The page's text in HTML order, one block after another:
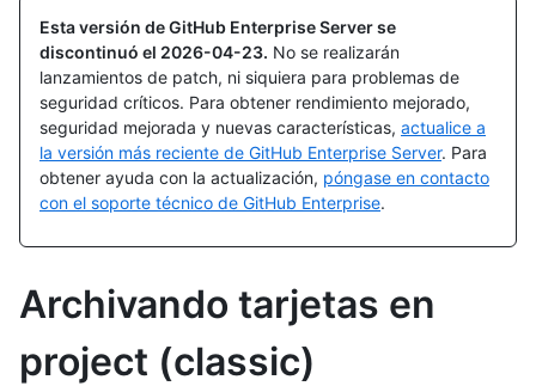
Esta versión de GitHub Enterprise Server se
discontinuó el 2026-04-23. No se realizarán
lanzamientos de patch, ni siquiera para problemas de
seguridad críticos. Para obtener rendimiento mejorado,
seguridad mejorada y nuevas características, actualice a
la versión más reciente de GitHub Enterprise Server. Para
obtener ayuda con la actualización, póngase en contacto
con el soporte técnico de GitHub Enterprise.
Archivando tarjetas en
project (classic)